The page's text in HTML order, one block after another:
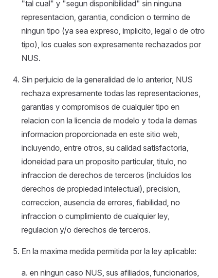
"tal cual" y "segun disponibilidad" sin ninguna
representacion, garantia, condicion o termino de
ningun tipo (ya sea expreso, implicito, legal o de otro
tipo), los cuales son expresamente rechazados por
NUS.
Sin perjuicio de la generalidad de lo anterior, NUS
rechaza expresamente todas las representaciones,
garantias y compromisos de cualquier tipo en
relacion con la licencia de modelo y toda la demas
informacion proporcionada en este sitio web,
incluyendo, entre otros, su calidad satisfactoria,
idoneidad para un proposito particular, titulo, no
infraccion de derechos de terceros (incluidos los
derechos de propiedad intelectual), precision,
correccion, ausencia de errores, fiabilidad, no
infraccion o cumplimiento de cualquier ley,
regulacion y/o derechos de terceros.
En la maxima medida permitida por la ley aplicable:
a. en ningun caso NUS, sus afiliados, funcionarios,